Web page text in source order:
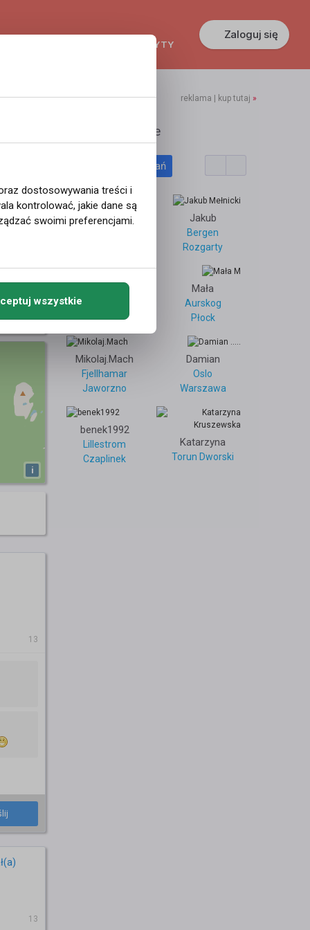
KREDYTY
Zaloguj się
reklama | kup tutaj »
70
i
13
13
Polecane profile
Filtr wyszukiwań
Monika Jakub
Bergen
Rozgarty
Mała
Aurskog
Płock
Mikolaj.Mach
Fjellhamar
Jaworzno
Damian
Oslo
Warszawa
benek1992
Lillestrom
Czaplinek
Katarzyna
Torun Dworski
dostosowywania treści i
kontrolować, jakie dane są
swoimi preferencjami.
wszystkie